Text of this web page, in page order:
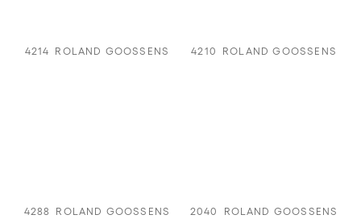
4214 ROLAND GOOSSENS 4210 ROLAND GOOSSENS
4288 ROLAND GOOSSENS 2040 ROLAND GOOSSENS